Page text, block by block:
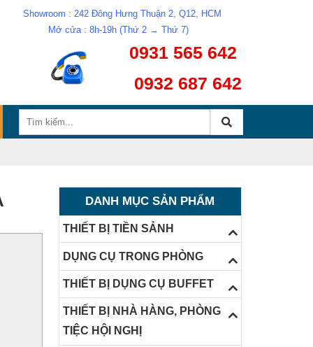
Showroom : 242 Đông Hưng Thuận 2, Q12, HCM
Mở cửa : 8h-19h (Thứ 2 → Thứ 7)
0931 565 642
0932 687 642
DANH MỤC SẢN PHẨM
THIẾT BỊ TIỀN SẢNH
DỤNG CỤ TRONG PHÒNG
THIẾT BỊ DỤNG CỤ BUFFET
THIẾT BỊ NHÀ HÀNG, PHÒNG
TIỆC HỘI NGHỊ